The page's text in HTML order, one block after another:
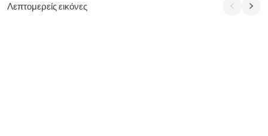
Λεπτομερείς εικόνες